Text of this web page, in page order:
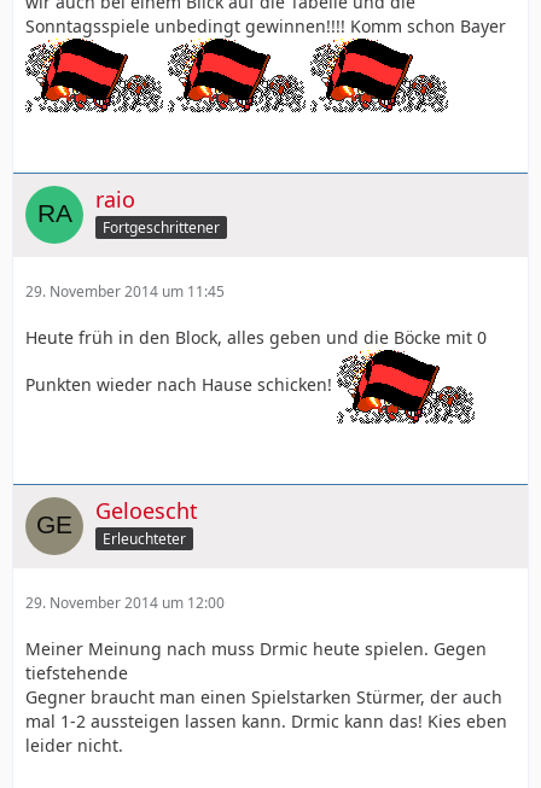
Sonntagsspiele unbedingt gewinnen!!!! Komm schon Bayer
raio
Fortgeschrittener
29. November 2014 um 11:45
Heute früh in den Block, alles geben und die Böcke mit 0
Punkten wieder nach Hause schicken!
Geloescht
Erleuchteter
29. November 2014 um 12:00
Meiner Meinung nach muss Drmic heute spielen. Gegen
tiefstehende
Gegner braucht man einen Spielstarken Stürmer, der auch
mal 1-2 aussteigen lassen kann. Drmic kann das! Kies eben
leider nicht.